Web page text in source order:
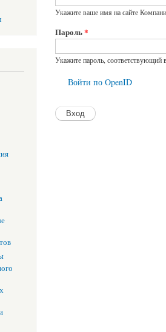
Укажите ваше имя на сайте
Пароль*
Укажите пароль, соответствующий
Войти по OpenID